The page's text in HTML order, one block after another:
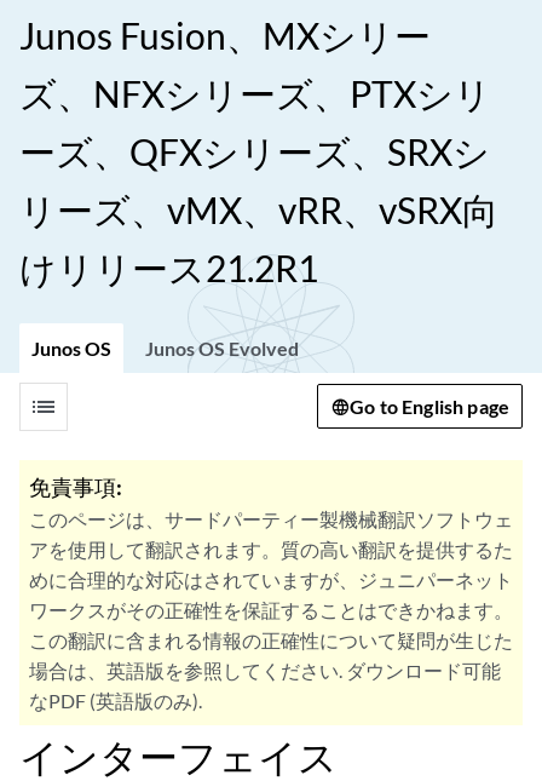
Junos Fusion、MXシリー
ズ、NFXシリーズ、PTXシリ
ーズ、QFXシリーズ、SRXシ
リーズ、vMX、vRR、vSRX向
けリリース21.2R1
Junos OS Junos OS Evolved
list Go to English page
免責事項:
このページは、サードパーティー製機械翻訳ソフトウェ
アを使用して翻訳されます。質の高い翻訳を提供するた
めに合理的な対応はされていますが、ジュニパーネット
ワークスがその正確性を保証することはできかねます。
この翻訳に含まれる情報の正確性について疑問が生じた
場合は、英語版を参照してください. ダウンロード可能
なPDF (英語版のみ).
インターフェイス